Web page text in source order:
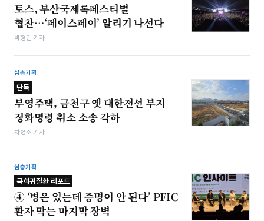
토스, 부산국제록페스티벌
협찬…‘페이스페이’ 알리기 나선다
박형민 기자
심층기획
단독
부영주택, 금천구 옛 대한전선 부지
정화명령 취소 소송 각하
차형조 기자
심층기획
극희귀질환 리포트
④ ‘병은 있는데 증명이 안 된다’ PFIC
환자 막는 마지막 장벽